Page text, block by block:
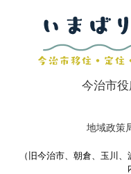
今治市
地域政策
（旧今治市、朝倉、玉川